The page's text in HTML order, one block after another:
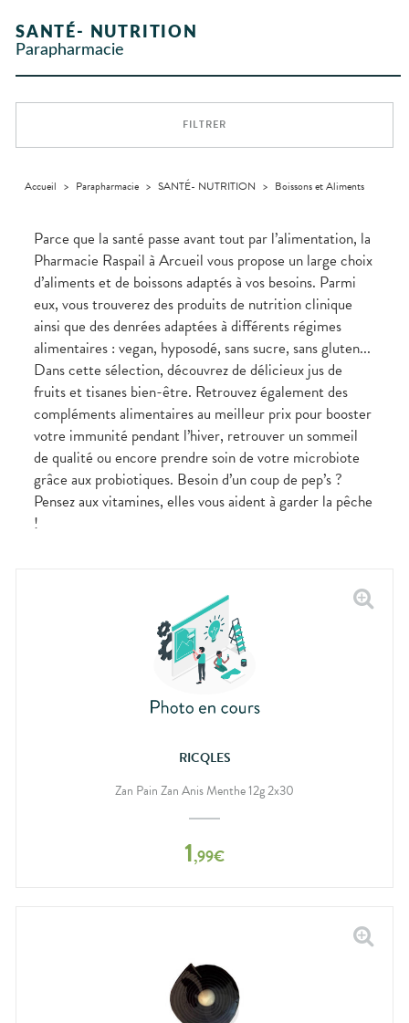
Trousse à
pharmacie
alimentaires
Dispositifs
CHEVEUX
Cheveux
Corps
Homme
Visage
Piqûres
Premiers soins
Verrues
Spasmes
Vermifuges
Vitamines
- fatigue
Soins
dentaires
INTIMITÉ
Etendre
Sécheresses
MATÉRIEL ET
ACCESSOIRES
Etendre
articulaires
musculaires
vasculaire
Conjonctivites
Lavages
oculaires
Sécheresses
des yeux
OREILLES
- NEZ -Etendre
Maux
de gorge
Rhumes
- état
grippaux
Toux
grasses
Toux
sèches
SANTÉ-
NUTRITION
Etendre
Boissons
et
Aliments
SEVRAGE
TABAGIQUE
Etendre
Gommes
Pastilles
Patchs
Sprays
SOINS
DENTAIRES
Etendre
Soins
dentaires
Bains de
bouche
Gencives
Hygiène
bucco-
dentaire
TROUBLES DE
LA
CIRCULATION
Etendre
Jambes
lourdes
UTILES
PHARMACIES
VIDÉOS DE
DISPOSITIFS
APPLICATION
SCAN
D’ORDONNANCE
SANTÉ- NUTRITION
Parapharmacie
FILTRER
Accueil > Parapharmacie > SANTÉ- NUTRITION > Boissons et Aliments
Parce que la santé passe avant tout par l’alimentation, la
Pharmacie Raspail à Arcueil vous propose un large choix
d’aliments et de boissons adaptés à vos besoins. Parmi
eux, vous trouverez des produits de nutrition clinique
ainsi que des denrées adaptées à différents régimes
alimentaires : vegan, hyposodé, sans sucre, sans gluten...
Dans cette sélection, découvrez de délicieux jus de
fruits et tisanes bien-être. Retrouvez également des
compléments alimentaires au meilleur prix pour booster
votre immunité pendant l’hiver, retrouver un sommeil
de qualité ou encore prendre soin de votre microbiote
grâce aux probiotiques. Besoin d’un coup de pep’s ?
Pensez aux vitamines, elles vous aident à garder la pêche
!
RICQLES
Zan Pain Zan Anis Menthe 12g 2x30
1,99€